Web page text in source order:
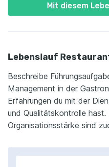
Mit diesem
Lebenslauf
Beschreibe
Management in der
Erfahrungen du mit der
und Qualitätskontrolle
Organisationsstärke sind